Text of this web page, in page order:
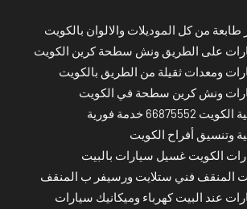
من كل الموديلات والالوان بالكويت
على الطريق ونش سطحة كرين الكويت
ومعدات ثقيلة من الطريق بالكويت
ونش كرين سطحة في الكويت
خدمة فورية
وتنسيق أفراح الكويت
الكويت غسيل سيارات بالبيت
المنقف فني ستلايت ورسيفر ب المنقف
عند البيت كهرباء وميكانيك سيارات